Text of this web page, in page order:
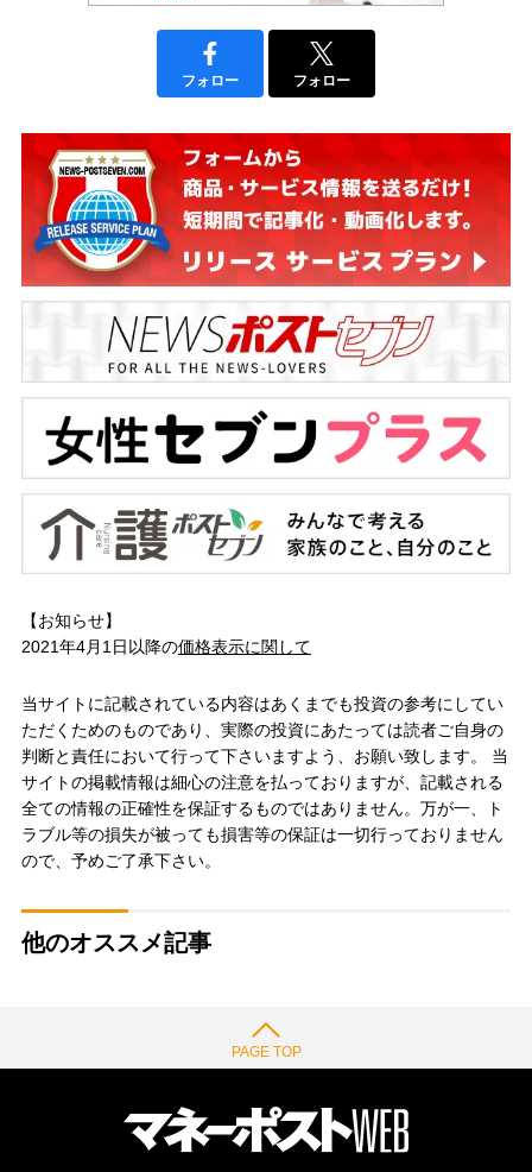
フォロー フォロー
【お知らせ】
2021年4月1日以降の価格表示に関して
当サイトに記載されている内容はあくまでも投資の参考にしてい
ただくためのものであり、実際の投資にあたっては読者ご自身の
判断と責任において行って下さいますよう、お願い致します。 当
サイトの掲載情報は細心の注意を払っておりますが、記載される
全ての情報の正確性を保証するものではありません。万が一、ト
ラブル等の損失が被っても損害等の保証は一切行っておりません
ので、予めご了承下さい。
他のオススメ記事
PAGE TOP